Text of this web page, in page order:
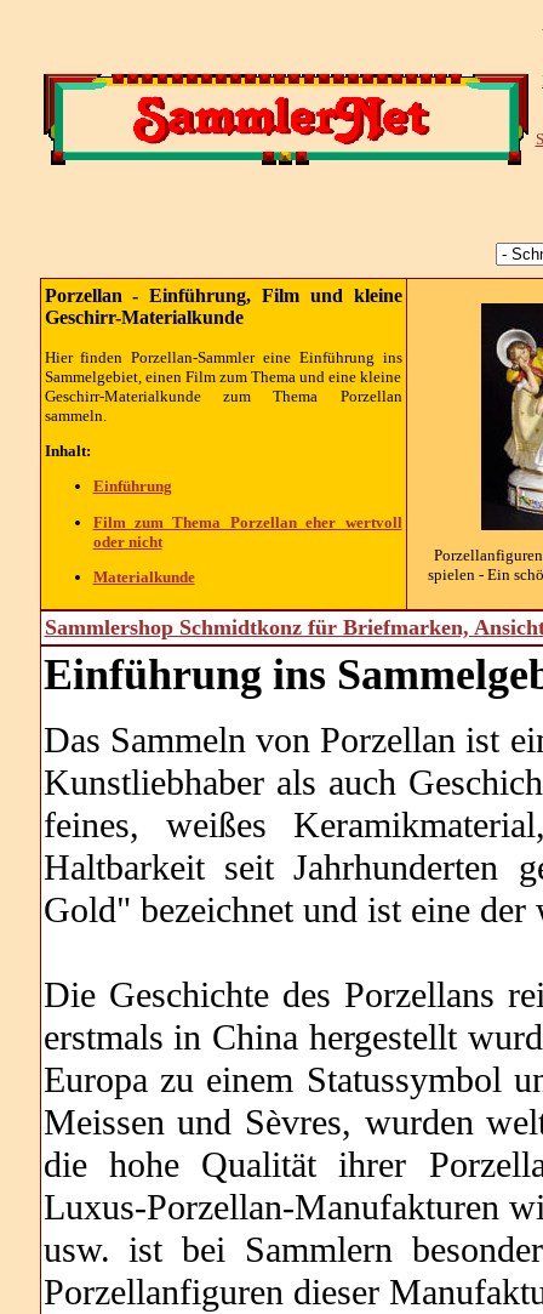
Porzellan - Einführung, Film und kleine
Geschirr-Materialkunde
Hier finden Porzellan-Sammler eine Einführung ins
Sammelgebiet, einen Film zum Thema und eine kleine
Geschirr-Materialkunde zum Thema Porzellan
sammeln.
Inhalt:
Einführung
Film zum Thema Porzellan eher wertvoll
oder nicht
Materialkunde
spielen - Ein
Sammlershop Schmidtkonz für Briefmarken,
Einführungins
Das Sammeln von Porzellan ist
Kunstliebhaber als auch
feines, weißes
Haltbarkeit seit
Gold" bezeichnet und ist eine
Die Geschichte des Porzellans
erstmals in China hergestellt
Europa zu einem Statussymbol
Meissen und Sèvres, wurden
die hohe Qualität ihrer
Luxus-Porzellan-Manufakturen
usw. ist bei Sammlern
Porzellanfiguren dieser